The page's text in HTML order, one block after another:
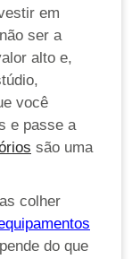
em
ser a
alto e,
você
e passe a
são uma
colher
do que